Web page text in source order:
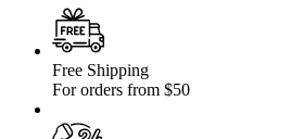
caneluri
Free Shipping
For orders from $50